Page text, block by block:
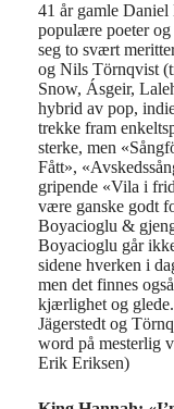
41 år gamle Daniel
populære poeter og
seg to svært
og Nils Törnqvist
Snow, Ásgeir,
hybrid av pop,
trekke fram
sterke, men «Sång
Fått», «Avsk
gripende «Vila i frid
være ganske godt
Boyacioglu &
Boyacioglu går
sidene hverken i
men det finnes også
kjærlighet og glede.
Jägerstedt og
word på mesterlig
Erik Eriksen)